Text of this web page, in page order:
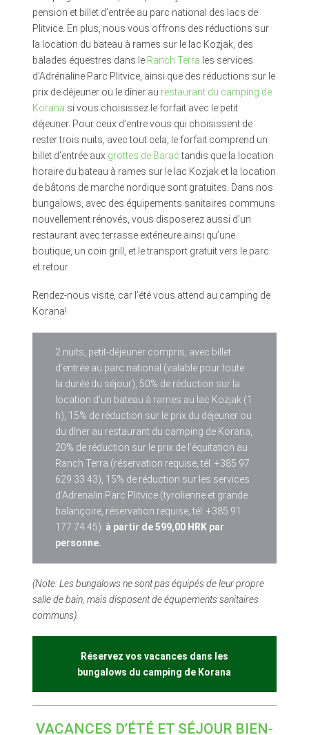
pension et billet d’entrée au parc national des lacs de
Plitvice. En plus, nous vous offrons des réductions sur
la location du bateau à rames sur le lac Kozjak, des
balades équestres dans le Ranch Terra les services
d’Adrénaline Parc Plitvice, ainsi que des réductions sur le
prix de déjeuner ou le dîner au restaurant du camping de
Korana si vous choisissez le forfait avec le petit
déjeuner. Pour ceux d’entre vous qui choisissent de
rester trois nuits, avec tout cela, le forfait comprend un
billet d’entrée aux grottes de Baraćtandis que la location
horaire du bateau à rames sur le lac Kozjak et la location
de bâtons de marche nordique sont gratuites. Dans nos
bungalows, avec des équipements sanitaires communs
nouvellement rénovés, vous disposerez aussi d’un
restaurant avec terrasse extérieure ainsi qu’une
boutique, un coin grill, et le transport gratuit vers le parc
et retour.
Rendez-nous visite, car l’été vous attend au camping de
Korana!
2 nuits, petit-déjeuner compris, avec billet
d’entrée au parc national (valable pour toute
la durée du séjour), 50% de réduction sur la
location d’un bateau à rames au lac Kozjak (1
h), 15% de réduction sur le prix du déjeuner ou
du dîner au restaurant du camping de Korana,
20% de réduction sur le prix de l’équitation au
Ranch Terra (réservation requise, tél. +385 97
629 33 43), 15% de réduction sur les services
d’Adrenalin Parc Plitvice (tyrolienne et grande
balançoire, réservation requise, tél. +385 91
177 74 45): à partir de 599,00 HRK par
personne.
(Note: Les bungalows ne sont pas équipés de leur propre
salle de bain, mais disposent de équipements sanitaires
communs).
Réservez vos vacances dans les
bungalows du camping de Korana
VACANCES D’ÉTÉ ET SÉJOUR BIEN-